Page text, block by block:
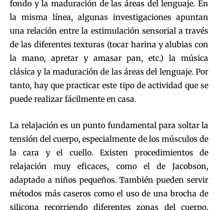
fondo y la maduración de las áreas del lenguaje. En
la misma línea, algunas investigaciones apuntan
una relación entre la estimulación sensorial a través
de las diferentes texturas (tocar harina y alubias con
la mano, apretar y amasar pan, etc.) la música
clásica y la maduración de las áreas del lenguaje. Por
tanto, hay que practicar este tipo de actividad que se
puede realizar fácilmente en casa.
La relajación es un punto fundamental para soltar la
tensión del cuerpo, especialmente de los músculos de
la cara y el cuello. Existen procedimientos de
relajación muy eficaces, como el de Jacobson,
adaptado a niños pequeños. También pueden servir
métodos más caseros como el uso de una brocha de
silicona recorriendo diferentes zonas del cuerpo,